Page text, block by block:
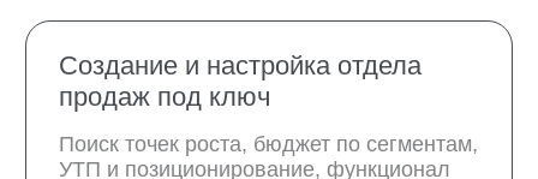
звонка, повышения категории,
продажи спецпредложения и другие,
обучение стандартам, подготовка
отчетов
Скрипты продаж